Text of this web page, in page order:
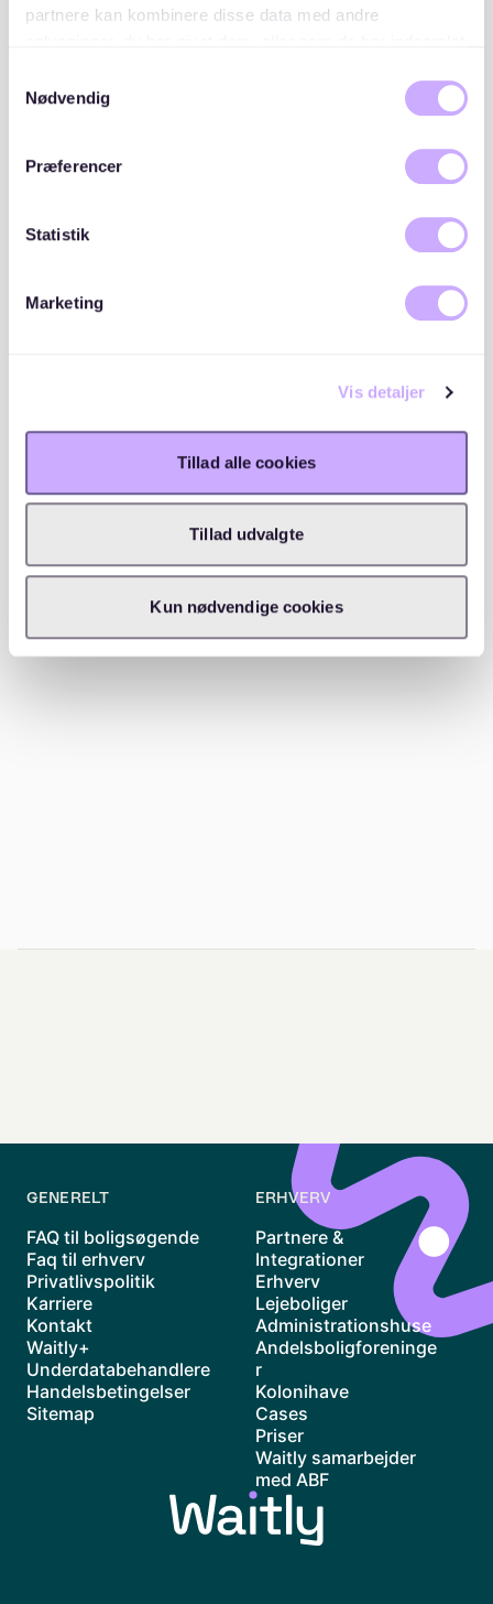
partnere kan kombinere disse data med andre
cookies, hvis du fortsætter med at anvende vores
Nødvendig
Præferencer
Statistik
Marketing
Vis detaljer
Tillad alle cookies
Tillad udvalgte
Kun nødvendige cookies
Intern venteliste
29 opskrivninger
Ekstern venteliste
GENERELT
FAQ til boligsøgende
Faq til erhverv
Privatlivspolitik
Karriere
Kontakt
Waitly+
Underdatabehandlere
Handelsbetingelser
Sitemap
ERHVERV
Partnere &
Integrationer
Erhverv
Lejeboliger
Administrationshuse
Andelsboligforeninge
r
Kolonihave
Cases
Priser
Waitly samarbejder
med ABF